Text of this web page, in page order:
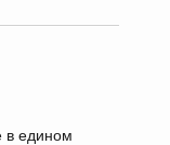
в едином